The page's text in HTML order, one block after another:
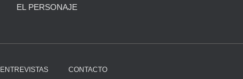
EL PERSONAJE
ENTREVISTAS CONTACTO